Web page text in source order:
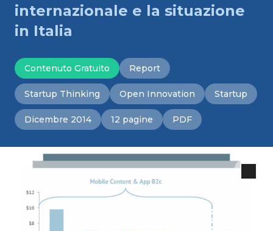
internazionale e la situazione
in Italia
Contenuto Gratuito Report
Startup Thinking Open Innovation Startup
Dicembre 2014 12 pagine PDF